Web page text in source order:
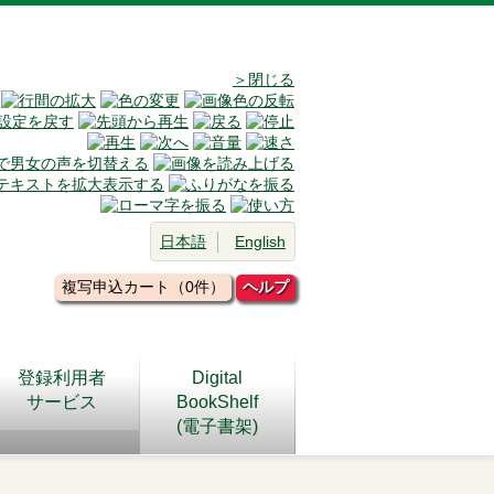
＞閉じる
日本語 English
複写申込カート（0件） ヘルプ
登録利用者
サービス
Digital
BookShelf
(電子書架)